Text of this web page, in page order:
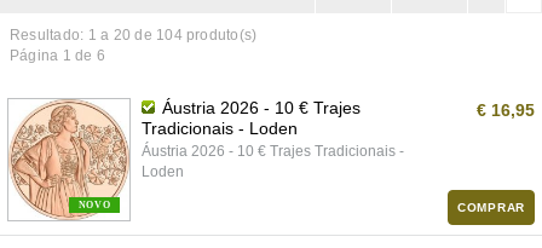
Resultado: 1 a 20 de 104 produto(s)
Página 1 de 6
NOVO
Áustria 2026 - 10 € Trajes
Tradicionais - Loden
Áustria 2026 - 10 € Trajes Tradicionais -
Loden
€ 16,95
COMPRAR